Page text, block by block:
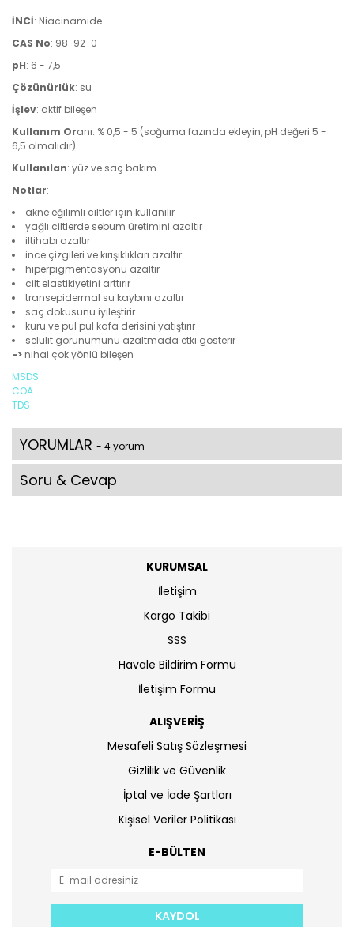
İNCİ: Niacinamide
CAS No: 98-92-0
pH: 6 - 7,5
Çözünürlük: su
İşlev: aktif bileşen
Kullanım Oranı: % 0,5 - 5 (soğuma fazında ekleyin, pH değeri 5 -
6,5 olmalıdır)
Kullanılan: yüz ve saç bakım
Notlar:
akne eğilimli ciltler için kullanılır
yağlı ciltlerde sebum üretimini azaltır
iltihabı azaltır
ince çizgileri ve kırışıklıkları azaltır
hiperpigmentasyonu azaltır
cilt elastikiyetini arttırır
transepidermal su kaybını azaltır
saç dokusunu iyileştirir
kuru ve pul pul kafa derisini yatıştırır
selülit görünümünü azaltmada etki gösterir
-> nihai çok yönlü bileşen
MSDS
COA
TDS
YORUMLAR - 4 yorum
Soru & Cevap
KURUMSAL
İletişim
Kargo Takibi
SSS
Havale Bildirim Formu
İletişim Formu
ALIŞVERİŞ
Mesafeli Satış Sözleşmesi
Gizlilik ve Güvenlik
İptal ve İade Şartları
Kişisel Veriler Politikası
E-BÜLTEN
KAYDOL